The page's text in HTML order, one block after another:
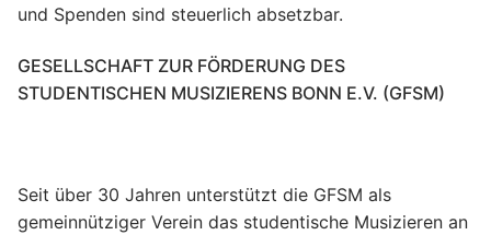
und Spenden sind steuerlich absetzbar.
GESELLSCHAFT ZUR FÖRDERUNG DES
STUDENTISCHEN MUSIZIERENS BONN E.V. (GFSM)
Seit über 30 Jahren unterstützt die GFSM als
gemeinnütziger Verein das studentische Musizieren an